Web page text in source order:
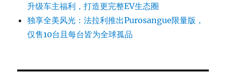
升级车主福利，打造更完整EV生态圈
独享全美风光：法拉利推出Purosangue限量版，
仅售10台且每台皆为全球孤品